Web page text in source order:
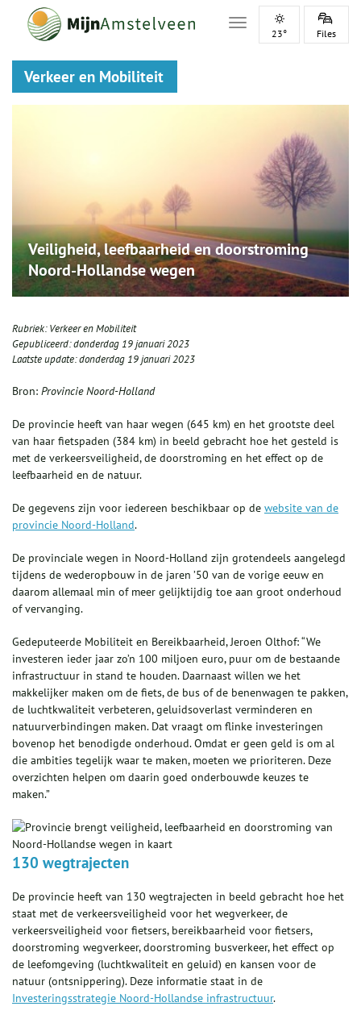
Toggle navigation
23° Files
Verkeer en Mobiliteit
Veiligheid, leefbaarheid en doorstroming
Noord-Hollandse wegen
Rubriek:Verkeer en Mobiliteit
Gepubliceerd:donderdag 19 januari 2023
Laatste update:donderdag 19 januari 2023
Bron: Provincie Noord-Holland
De provincie heeft van haar wegen (645 km) en het grootste deel
van haar fietspaden (384 km) in beeld gebracht hoe het gesteld is
met de verkeersveiligheid, de doorstroming en het effect op de
leefbaarheid en de natuur.
De gegevens zijn voor iedereen beschikbaar op de website van de
provincie Noord-Holland.
De provinciale wegen in Noord-Holland zijn grotendeels aangelegd
tijdens de wederopbouw in de jaren ’50 van de vorige eeuw en
daarom allemaal min of meer gelijktijdig toe aan groot onderhoud
of vervanging.
Gedeputeerde Mobiliteit en Bereikbaarheid, Jeroen Olthof: “We
investeren ieder jaar zo’n 100 miljoen euro, puur om de bestaande
infrastructuur in stand te houden. Daarnaast willen we het
makkelijker maken om de fiets, de bus of de benenwagen te pakken,
de luchtkwaliteit verbeteren, geluidsoverlast verminderen en
natuurverbindingen maken. Dat vraagt om flinke investeringen
bovenop het benodigde onderhoud. Omdat er geen geld is om al
die ambities tegelijk waar te maken, moeten we prioriteren. Deze
overzichten helpen om daarin goed onderbouwde keuzes te
maken.”
130 wegtrajecten
De provincie heeft van 130 wegtrajecten in beeld gebracht hoe het
staat met de verkeersveiligheid voor het wegverkeer, de
verkeersveiligheid voor fietsers, bereikbaarheid voor fietsers,
doorstroming wegverkeer, doorstroming busverkeer, het effect op
de leefomgeving (luchtkwaliteit en geluid) en kansen voor de
natuur (ontsnippering). Deze informatie staat in de
Investeringsstrategie Noord-Hollandse infrastructuur.